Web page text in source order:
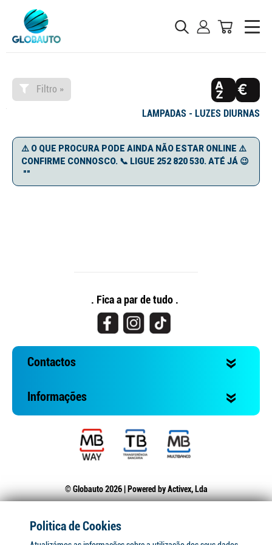
Filtro »
LAMPADAS - LUZES DIURNAS
⚠️ O QUE PROCURA PODE AINDA NÃO ESTAR ONLINE ⚠️
CONFIRME CONNOSCO. 📞 LIGUE 252 820 530. ATÉ JÁ 😉
""
Continuar a comprar
. Fica a par de tudo .
Contactos
Informações
© Globauto 2026 | Powered byActivex, Lda
Politica de Cookies